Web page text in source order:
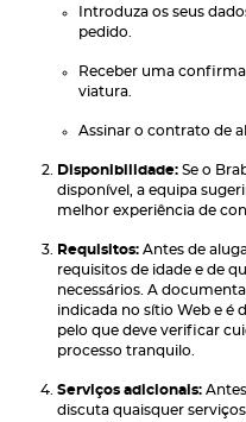
Introduza os seus
pedido.
Receber uma
viatura.
Assinar o contrato de
Disponibilidade: Se o
disponível, a equipa
melhor experiência de
Requisitos: Antes de
requisitos de idade e de
necessários. A
indicada no sítio Web e é
pelo que deve verificar
processo tranquilo.
Serviços adicionais:
discuta quaisquer